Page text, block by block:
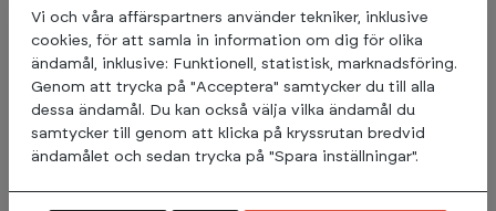
underkroppen och använda dem för olika
uppvärmningsövningar. De har solida handtag och extra
förstärkning i mitten för optimal hållbarhet.
Fabriken har en gedigen kvalitetskontroll för att säkerställa
hög kvalitet, och banden är 100% naturliga och tillverkade i
gummins hemland Thailand. Dessutom är banden
miljövänliga och 100% nedbrytbara, utan några syntetiska
material. Varje band är 130 cm långt.
Vi och våra affärspartners använder tekniker, inklusive
cookies, för att samla in information om dig för olika
ändamål, inklusive: Funktionell, statistisk, marknadsföring.
Genom att trycka på "Acceptera" samtycker du till alla
dessa ändamål. Du kan också välja vilka ändamål du
samtycker till genom att klicka på kryssrutan bredvid
ändamålet och sedan trycka på "Spara inställningar".